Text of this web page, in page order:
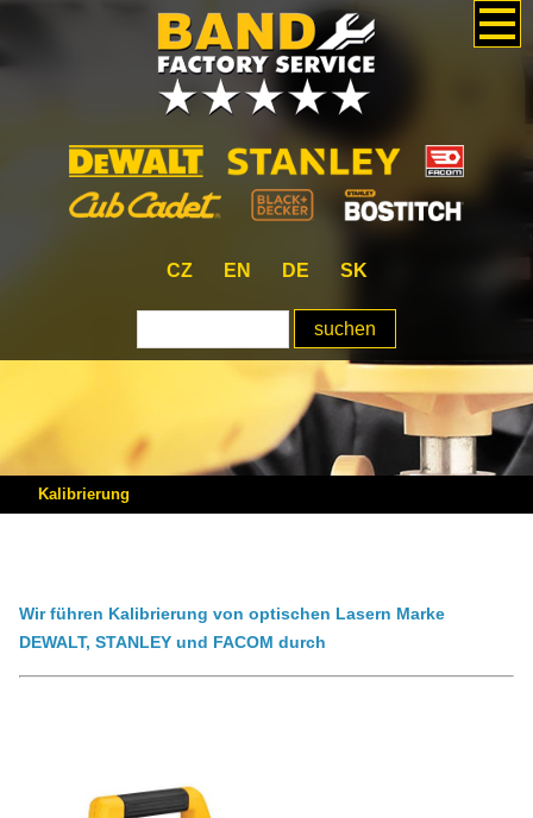
CZ EN DE SK
Kalibrierung
Wir führen Kalibrierung von optischen Lasern Marke
DEWALT, STANLEY und FACOM durch